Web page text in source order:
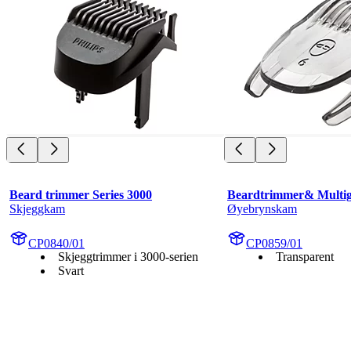
Beard trimmer Series 3000
Skjeggkam
CP0840/01
Skjeggtrimmer i 3000-serien
Svart
Beardtrimmer&
Øyebrynskam
CP0859/01
Transparent